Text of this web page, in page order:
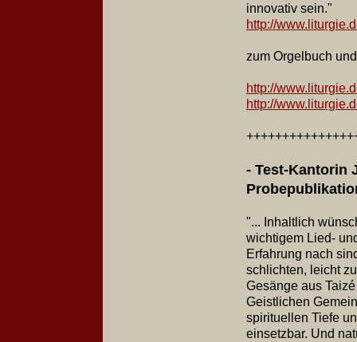
innovativ sein."
http://
zum Orgelbuch
http://
http://
- Test-Kantorin
"... Inhaltlich
wichtigem Lied-
Erfahrung nach
schlichten, leicht
Gesänge aus
Geistlichen
spirituellen Tiefe
einsetzbar. Und